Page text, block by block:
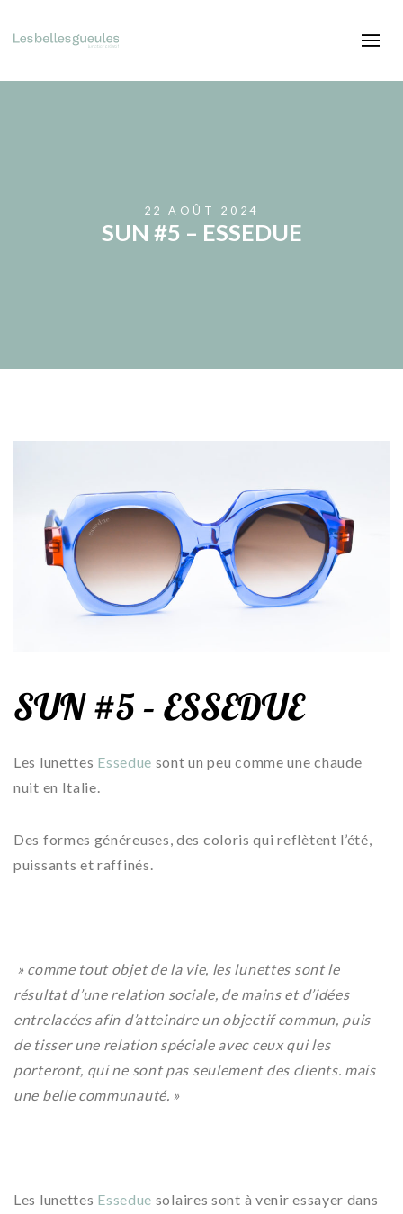
22 AOÛT 2024
SUN #5 – ESSEDUE
SUN #5 – ESSEDUE
Les lunettes Essedue sont un peu comme une chaude
nuit en Italie.
Des formes généreuses, des coloris qui reflètent l’été,
puissants et raffinés.
» comme tout objet de la vie, les lunettes sont le
résultat d’une relation sociale, de mains et d’idées
entrelacées afin d’atteindre un objectif commun, puis
de tisser une relation spéciale avec ceux qui les
porteront, qui ne sont pas seulement des clients. mais
une belle communauté. »
Les lunettes Essedue solaires sont à venir essayer dans